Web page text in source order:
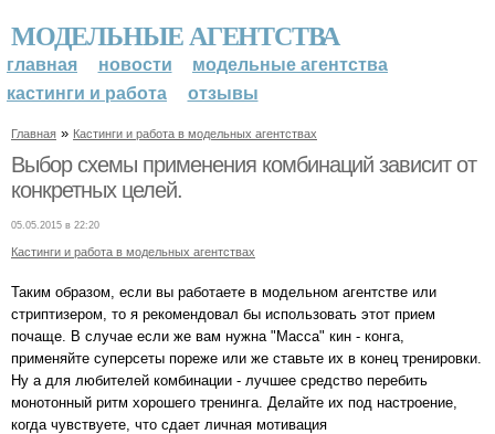
МОДЕЛЬНЫЕ АГЕНТСТВА
главная новости
модельные агентства
кастинги и работа
отзывы
Главная » Кастинги и работа в модельных агентствах
Выбор схемы применения комбинаций зависит от
конкретных целей.
05.05.2015 в 22:20
Кастинги и работа в модельных агентствах
Таким образом, если вы работаете в модельном агентстве или
стриптизером, то я рекомендовал бы использовать этот прием
почаще. В случае если же вам нужна "Масса" кин - конга,
применяйте суперсеты пореже или же ставьте их в конец тренировки.
Ну а для любителей комбинации - лучшее средство перебить
монотонный ритм хорошего тренинга. Делайте их под настроение,
когда чувствуете, что сдает личная мотивация